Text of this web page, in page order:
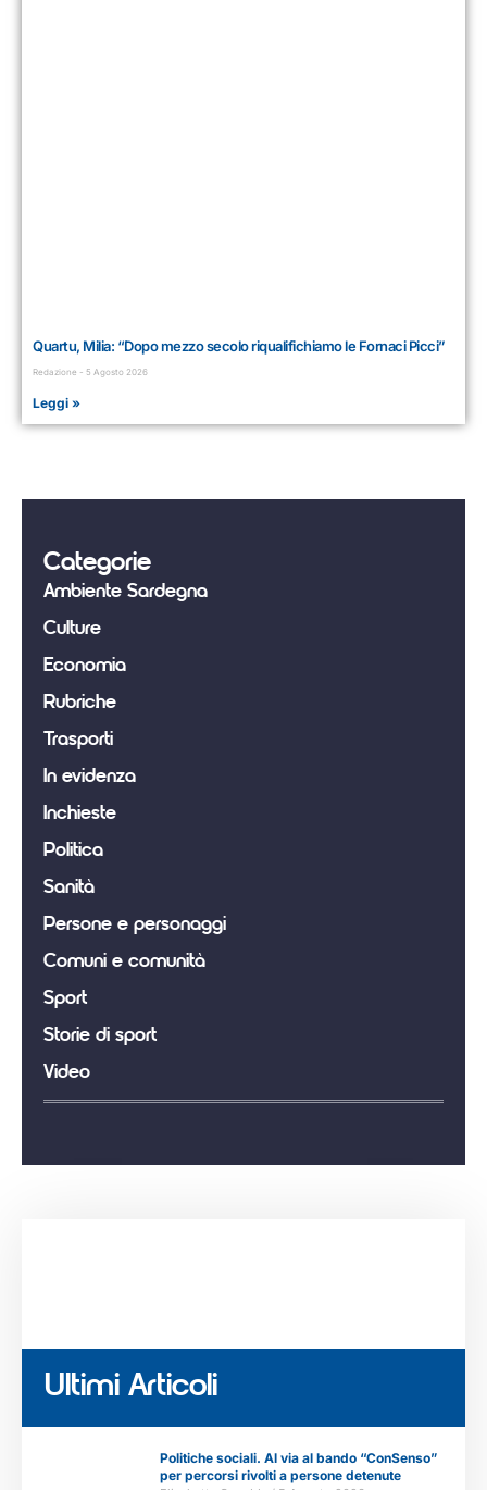
Quartu, Milia: “Dopo mezzo secolo riqualifichiamo le Fornaci Picci”
Redazione 5 Agosto 2026
Leggi »
Categorie
Ambiente Sardegna
Culture
Economia
Rubriche
Trasporti
In evidenza
Inchieste
Politica
Sanità
Persone e personaggi
Comuni e comunità
Sport
Storie di sport
Video
Ultimi Articoli
Politiche sociali. Al via al bando “ConSenso”
per percorsi rivolti a persone detenute